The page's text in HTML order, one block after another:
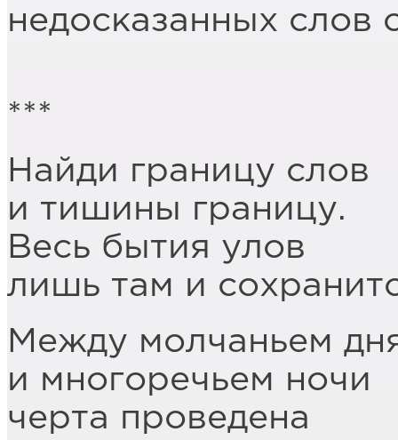
недосказанных слов
***
Найди границу слов
и тишины границу.
Весь бытия улов
лишь там и
Между молчаньем
и многоречьем ночи
черта проведена